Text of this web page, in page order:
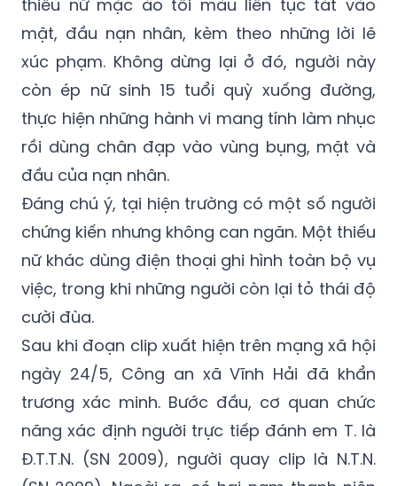
xúc phạm. Không dừng lại ở đó, người này
còn ép nữ sinh 15 tuổi quỳ xuống đường,
thực hiện những hành vi mang tính làm nhục
rồi dùng chân đạp vào vùng bụng, mặt và
đầu của nạn nhân.
Đáng chú ý, tại hiện trường có một số người
chứng kiến nhưng không can ngăn. Một thiếu
nữ khác dùng điện thoại ghi hình toàn bộ vụ
việc, trong khi những người còn lại tỏ thái độ
cười đùa.
Sau khi đoạn clip xuất hiện trên mạng xã hội
ngày 24/5, Công an xã Vĩnh Hải đã khẩn
trương xác minh. Bước đầu, cơ quan chức
năng xác định người trực tiếp đánh em T. là
Đ.T.T.N. (SN 2009), người quay clip là N.T.N.
(SN 2009). Ngoài ra, có hai nam thanh niên
đứng chứng kiến sự việc.